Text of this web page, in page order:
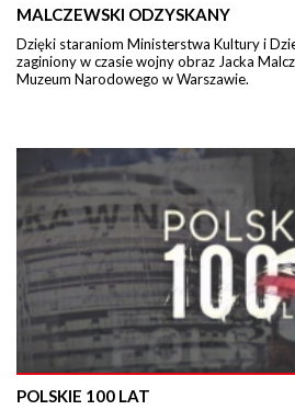
MALCZEWSKI ODZYSKANY
Dzięki staraniom Ministerstwa Kultury i
zaginiony w czasie wojny obraz Jacka
Muzeum Narodowego w Warszawie.
POLSKIE 100 LAT